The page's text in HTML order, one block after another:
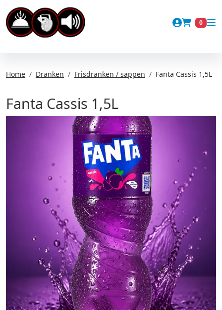
Account
0
Home Dranken Frisdranken / sappen Fanta Cassis 1,5L
Fanta Cassis 1,5L